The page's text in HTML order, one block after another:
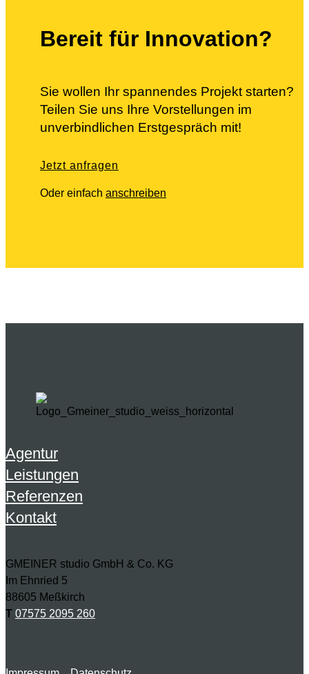
Bereit für Innovation?
Sie wollen Ihr spannendes Projekt starten?
Teilen Sie uns Ihre Vorstellungen im
unverbindlichen Erstgespräch mit!
Jetzt anfragen
Oder einfach anschreiben
Agentur
Leistungen
Referenzen
Kontakt
GMEINER studio GmbH & Co. KG
Im Ehnried 5
88605 Meßkirch
T 07575 2095 260